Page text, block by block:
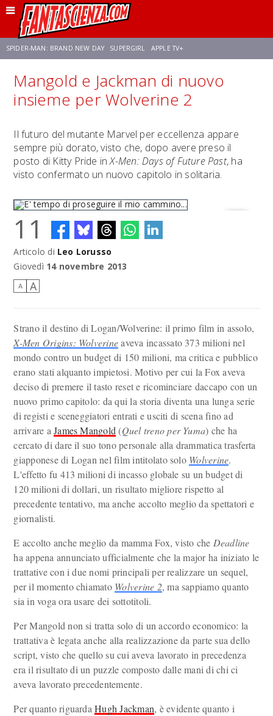
SPIDER-MAN: BRAND NEW DAY SUPERGIRL APPLE TV+
FRANCO RICCIARDIELLO ZENDAYA STAR TREK AVENGERS: DOOMSDAY
Mangold e Jackman di nuovo
insieme per Wolverine 2
Il futuro del mutante Marvel per eccellenza appare
sempre più dorato, visto che, dopo avere preso il
posto di Kitty Pride inX-Men: Days of Future Past, ha
visto confermato un nuovo capitolo in solitaria.
E' tempo di proseguire il mio cammino...
11
Articolo di Leo Lorusso
Giovedì 14 novembre 2013
A A
Strano il destino di Logan/Wolverine: il primo film in assolo,
X-Men Origins: Wolverineaveva incassato 373 milioni nel
mondo contro un budget di 150 milioni, ma critica e pubblico
erano stati alquanto impietosi. Motivo per cui la Fox aveva
deciso di premere il tasto reset e ricominciare daccapo con un
nuovo primo capitolo: da qui la storia diventa una lunga serie
di registi e sceneggiatori entrati e usciti di scena fino ad
arrivare aJames Mangold (Quel treno per Yuma) che ha
cercato di dare il suo tono personale alla drammatica trasferta
giapponese di Logan nel film intitolato solo Wolverine.
L'effetto fu 413 milioni di incasso globale su un budget di
120 milioni di dollari, un risultato migliore rispetto al
precedente tentativo, ma anche accolto meglio da spettatori e
giornalisti.
E accolto anche meglio da mamma Fox, visto che Deadline
ha appena annunciato ufficialmente che la major ha iniziato le
trattative con i due nomi principali per realizzare un sequel,
per il momento chiamato Wolverine 2, ma sappiamo quanto
sia in voga ora usare dei sottotitoli.
Per Mangold non si tratta solo di un accordo economico: la
trattativa è legata anche alla realizzazione da parte sua dello
script, visto che quello su cui aveva lavorato in precedenza
era il risultato di un puzzle composto dalle mani di chi ci
aveva lavorato precedentemente.
Per quanto riguardaHugh Jackman, è evidente quanto i